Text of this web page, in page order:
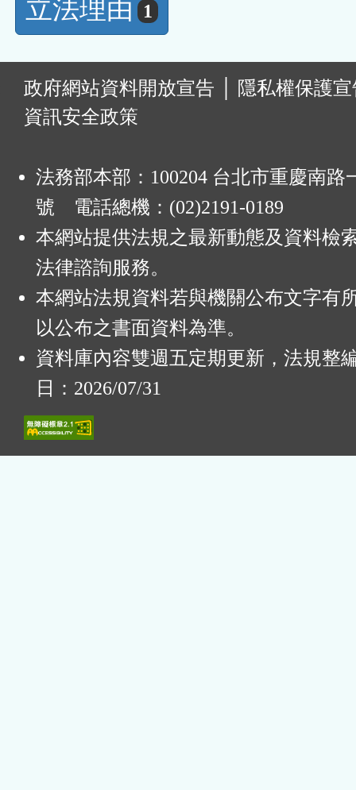
立法理由 1
政府網站資料開放宣告
隱私權保護
資訊安全政策
法務部本部：100204 台北市重慶南路
號 電話總機：(02)2191-0189
本網站提供法規之最新動態及資料檢
法律諮詢服務。
本網站法規資料若與機關公布文字有
以公布之書面資料為準。
資料庫內容雙週五定期更新，法規整
日：2026/07/31